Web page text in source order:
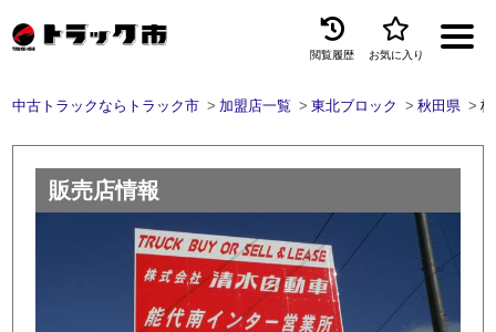
トラック買取
加盟店一覧
お問い合わせ
閲覧履歴 お気に入り
中古トラックならトラック市 加盟店一覧 東北ブロック 秋田県
販売店情報